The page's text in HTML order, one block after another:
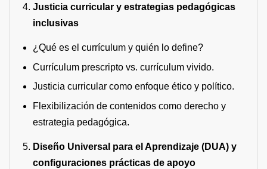
Justicia curricular y estrategias pedagógicas
inclusivas
¿Qué es el currículum y quién lo define?
Currículum prescripto vs. currículum vivido.
Justicia curricular como enfoque ético y político.
Flexibilización de contenidos como derecho y
estrategia pedagógica.
Diseño Universal para el Aprendizaje (DUA) y
configuraciones prácticas de apoyo